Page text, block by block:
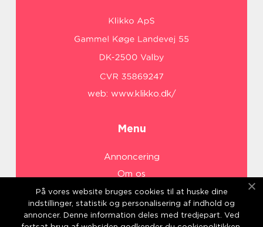
web: www.klikko.dk/
Menu
Annoncering
Om os
Cookies
Kontakt os
På vores website bruges cookies til at huske dine
indstillinger, statistik og personalisering af indhold og
annoncer. Denne information deles med tredjepart. Ved